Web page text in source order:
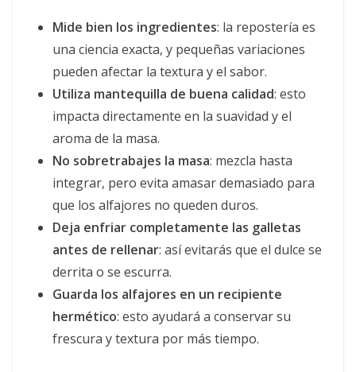
Mide bien los ingredientes: la repostería es
una ciencia exacta, y pequeñas variaciones
pueden afectar la textura y el sabor.
Utiliza mantequilla de buena calidad: esto
impacta directamente en la suavidad y el
aroma de la masa.
No sobretrabajes la masa: mezcla hasta
integrar, pero evita amasar demasiado para
que los alfajores no queden duros.
Deja enfriar completamente las galletas
antes de rellenar: así evitarás que el dulce se
derrita o se escurra.
Guarda los alfajores en un recipiente
hermético: esto ayudará a conservar su
frescura y textura por más tiempo.